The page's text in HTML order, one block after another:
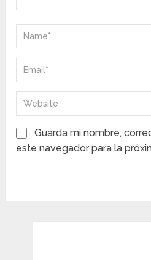
Guarda mi nombre,
este navegador para la